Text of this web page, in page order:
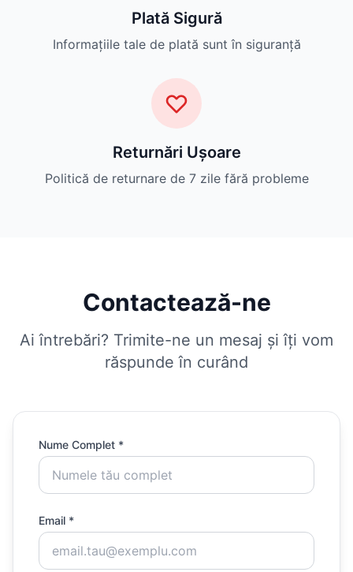
Plată Sigură
Informațiile tale de plată sunt în siguranță
Returnări Ușoare
Politică de returnare de 7 zile fără probleme
Contactează-ne
Ai întrebări? Trimite-ne un mesaj și îți vom
răspunde în curând
Nume Complet *
Email *